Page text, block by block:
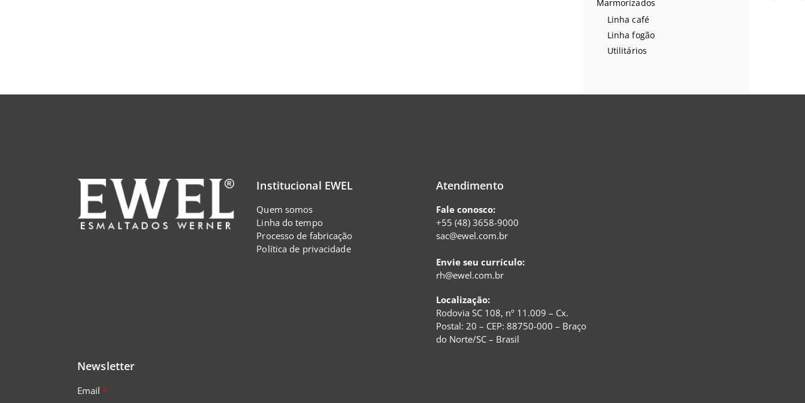
Marmorizados
Linha café
Linha fogão
Utilitários
Institucional EWEL
Quem somos
Linha do tempo
Processo de fabricação
Política de privacidade
Atendimento
Fale conosco:
+55 (48) 3658-9000
sac@ewel.com.br
Envie seu currículo:
rh@ewel.com.br
Localização:
Rodovia SC 108, nº 11.009 – Cx.
Postal: 20 – CEP: 88750-000 – Braço
do Norte/SC – Brasil
Newsletter
Email*